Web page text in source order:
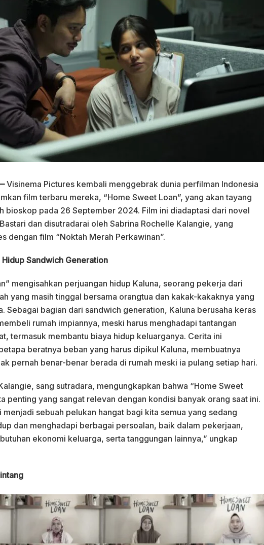
Visinema Pictures kembali menggebrak dunia perfilman Indonesia
film terbaru mereka, “Home Sweet Loan”, yang akan tayang
bioskop pada 26 September 2024. Film ini diadaptasi dari novel
dan disutradarai oleh Sabrina Rochelle Kalangie, yang
dengan film “Noktah Merah Perkawinan”.
Sandwich Generation
mengisahkan perjuangan hidup Kaluna, seorang pekerja dari
yang masih tinggal bersama orangtua dan kakak-kakaknya yang
Sebagai bagian dari sandwich generation, Kaluna berusaha keras
rumah impiannya, meski harus menghadapi tantangan
termasuk membantu biaya hidup keluarganya. Cerita ini
beratnya beban yang harus dipikul Kaluna, membuatnya
pernah benar-benar berada di rumah meski ia pulang setiap hari.
sang sutradara, mengungkapkan bahwa “Home Sweet
penting yang sangat relevan dengan kondisi banyak orang saat ini.
menjadi sebuah pelukan hangat bagi kita semua yang sedang
dan menghadapi berbagai persoalan, baik dalam pekerjaan,
ekonomi keluarga, serta tanggungan lainnya,” ungkap